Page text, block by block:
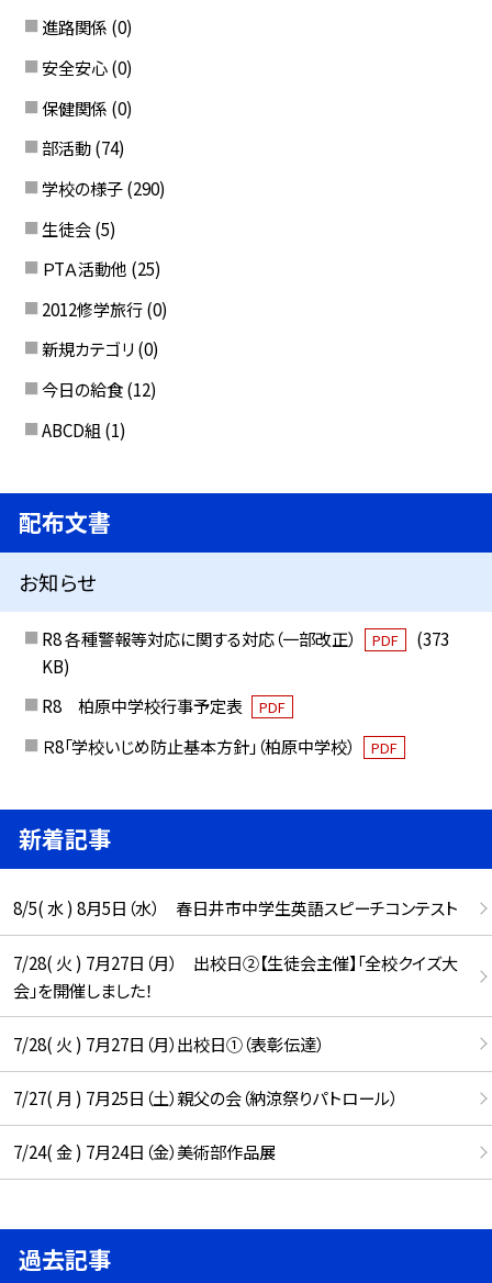
進路関係 (0)
安全安心 (0)
保健関係 (0)
部活動 (74)
学校の様子 (290)
生徒会 (5)
ＰTＡ活動他 (25)
2012修学旅行 (0)
新規カテゴリ (0)
今日の給食 (12)
ABCD組 (1)
配布文書
お知らせ
R8 各種警報等対応に関する対応（一部改正） PDF
(373
KB)
R8 柏原中学校行事予定表
PDF
Ｒ8「学校いじめ防止基本方針」（柏原中学校） PDF
新着記事
8/5( 水 ) 8月5日（水） 春日井市中学生英語スピーチコンテスト
7/28( 火 ) 7月27日（月） 出校日②【生徒会主催】「全校クイズ大
会」を開催しました！
7/28( 火 ) 7月27日（月）出校日①（表彰伝達）
7/27( 月 ) 7月25日（土）親父の会（納涼祭りパトロール）
7/24( 金 ) 7月24日（金）美術部作品展
過去記事